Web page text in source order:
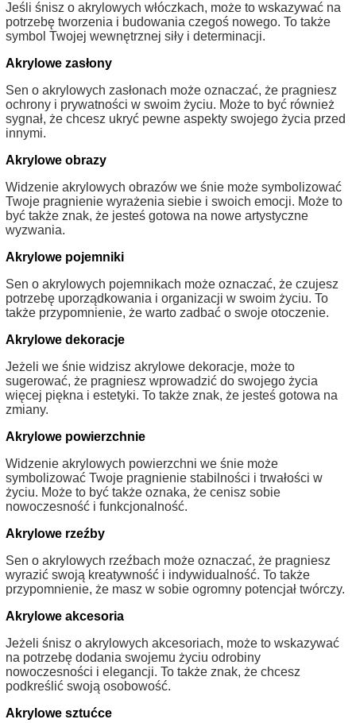
Jeśli śnisz o akrylowych włóczkach, może to wskazywać na
potrzebę tworzenia i budowania czegoś nowego. To także
symbol Twojej wewnętrznej siły i determinacji.
Akrylowe zasłony
Sen o akrylowych zasłonach może oznaczać, że pragniesz
ochrony i prywatności w swoim życiu. Może to być również
sygnał, że chcesz ukryć pewne aspekty swojego życia przed
innymi.
Akrylowe obrazy
Widzenie akrylowych obrazów we śnie może symbolizować
Twoje pragnienie wyrażenia siebie i swoich emocji. Może to
być także znak, że jesteś gotowa na nowe artystyczne
wyzwania.
Akrylowe pojemniki
Sen o akrylowych pojemnikach może oznaczać, że czujesz
potrzebę uporządkowania i organizacji w swoim życiu. To
także przypomnienie, że warto zadbać o swoje otoczenie.
Akrylowe dekoracje
Jeżeli we śnie widzisz akrylowe dekoracje, może to
sugerować, że pragniesz wprowadzić do swojego życia
więcej piękna i estetyki. To także znak, że jesteś gotowa na
zmiany.
Akrylowe powierzchnie
Widzenie akrylowych powierzchni we śnie może
symbolizować Twoje pragnienie stabilności i trwałości w
życiu. Może to być także oznaka, że cenisz sobie
nowoczesność i funkcjonalność.
Akrylowe rzeźby
Sen o akrylowych rzeźbach może oznaczać, że pragniesz
wyrazić swoją kreatywność i indywidualność. To także
przypomnienie, że masz w sobie ogromny potencjał twórczy.
Akrylowe akcesoria
Jeżeli śnisz o akrylowych akcesoriach, może to wskazywać
na potrzebę dodania swojemu życiu odrobiny
nowoczesności i elegancji. To także znak, że chcesz
podkreślić swoją osobowość.
Akrylowe sztućce